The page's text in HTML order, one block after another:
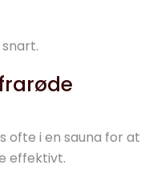
i en sauna for at
effektivt.